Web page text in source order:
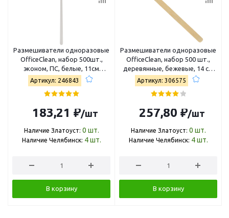
Размешиватели одноразовые
OfficeClean, набор 500шт.,
эконом, ПС, белые, 11см
246843
Артикул: 246843
183,21 ₽/шт
Наличие Златоуст: 0 шт.
Наличие Челябинск: 4 шт.
В корзину
Размешиватели одноразовые
OfficeClean, набор 500 шт.,
деревянные, бежевые, 14 см
306575
Артикул: 306575
257,80 ₽/шт
Наличие Златоуст: 0 шт.
Наличие Челябинск: 4 шт.
В корзину